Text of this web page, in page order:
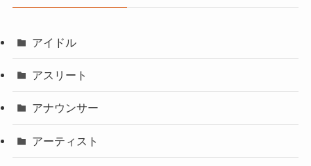
アイドル
アスリート
アナウンサー
アーティスト